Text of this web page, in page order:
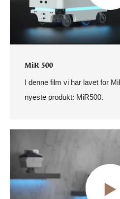
MiR 500
I denne film vi har lavet for
nyeste produkt: MiR500.